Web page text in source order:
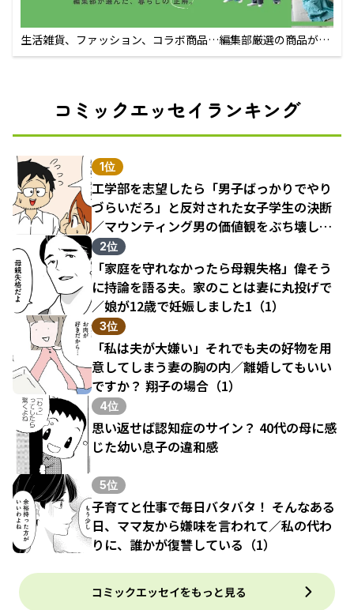
生活雑貨、ファッション、コラボ商品…編集部厳選の商品が買
えるECサイト
コミックエッセイランキング
1位
工学部を志望したら「男子ばっかりでやり
づらいだろ」と反対された女子学生の決断
／マウンティング男の価値観をぶち壊した
結果（1）
2位
「家庭を守れなかったら母親失格」偉そう
に持論を語る夫。家のことは妻に丸投げで
／娘が12歳で妊娠しました1（1）
3位
「私は夫が大嫌い」それでも夫の好物を用
意してしまう妻の胸の内／離婚してもいい
ですか？ 翔子の場合（1）
4位
思い返せば認知症のサイン？ 40代の母に感
じた幼い息子の違和感
5位
子育てと仕事で毎日バタバタ！ そんなある
日、ママ友から嫌味を言われて／私の代わ
りに、誰かが復讐している（1）
コミックエッセイをもっと見る